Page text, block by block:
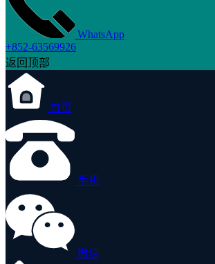
WhatsApp
+852-63569926
返回顶部
首页
手机
微信